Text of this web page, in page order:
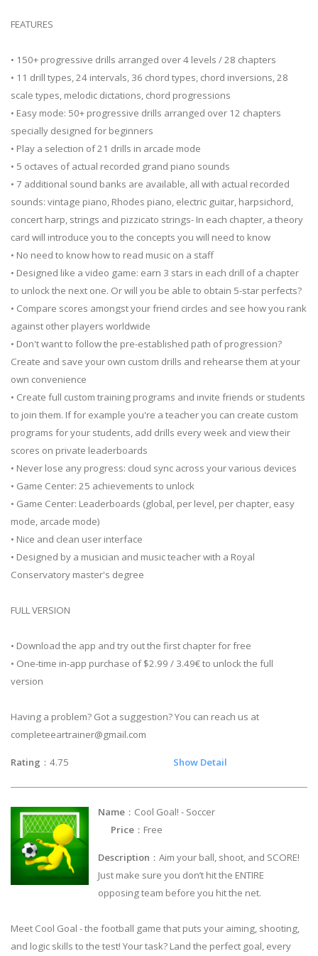
FEATURES
• 150+ progressive drills arranged over 4 levels / 28 chapters
• 11 drill types, 24 intervals, 36 chord types, chord inversions, 28
scale types, melodic dictations, chord progressions
• Easy mode: 50+ progressive drills arranged over 12 chapters
specially designed for beginners
• Play a selection of 21 drills in arcade mode
• 5 octaves of actual recorded grand piano sounds
• 7 additional sound banks are available, all with actual recorded
sounds: vintage piano, Rhodes piano, electric guitar, harpsichord,
concert harp, strings and pizzicato strings- In each chapter, a theory
card will introduce you to the concepts you will need to know
• No need to know how to read music on a staff
• Designed like a video game: earn 3 stars in each drill of a chapter
to unlock the next one. Or will you be able to obtain 5-star perfects?
• Compare scores amongst your friend circles and see how you rank
against other players worldwide
• Don't want to follow the pre-established path of progression?
Create and save your own custom drills and rehearse them at your
own convenience
• Create full custom training programs and invite friends or students
to join them. If for example you're a teacher you can create custom
programs for your students, add drills every week and view their
scores on private leaderboards
• Never lose any progress: cloud sync across your various devices
• Game Center: 25 achievements to unlock
• Game Center: Leaderboards (global, per level, per chapter, easy
mode, arcade mode)
• Nice and clean user interface
• Designed by a musician and music teacher with a Royal
Conservatory master's degree
FULL VERSION
• Download the app and try out the first chapter for free
• One-time in-app purchase of $2.99 / 3.49€ to unlock the full
version
Having a problem? Got a suggestion? You can reach us at
completeeartrainer@gmail.com
Rating ：4.75 Show Detail
Name ：Cool Goal! - Soccer
Price ：Free
Description ：Aim your ball, shoot, and SCORE!
Just make sure you don’t hit the ENTIRE
opposing team before you hit the net.
Meet Cool Goal - the football game that puts your aiming, shooting,
and logic skills to the test! Your task? Land the perfect goal, every